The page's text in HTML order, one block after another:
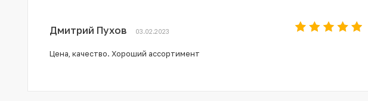
Дмитрий Пухов 03.02.2023
Цена, качество. Хороший ассортимент